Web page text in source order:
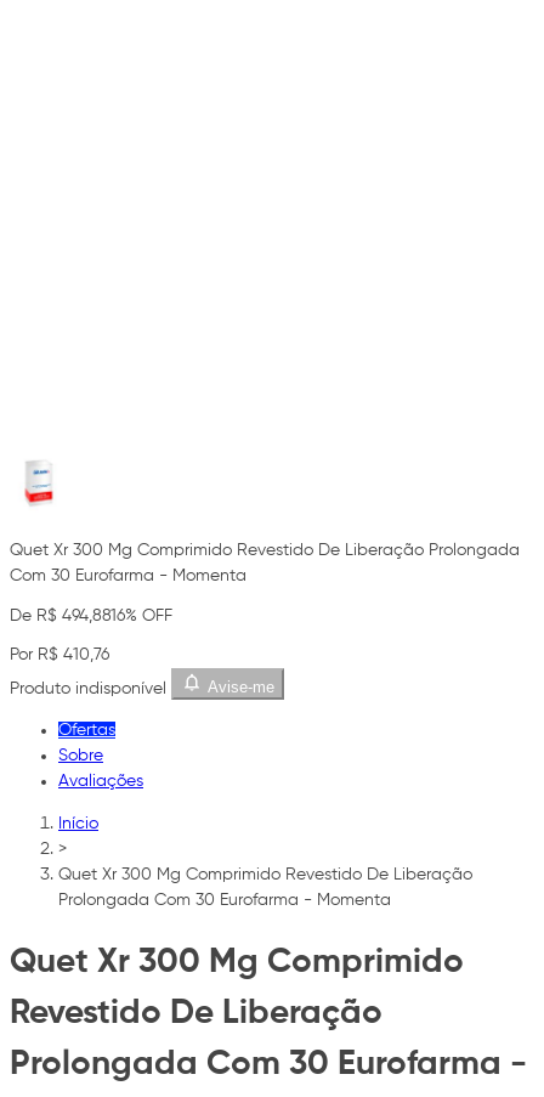
Quet Xr 300 Mg Comprimido Revestido De Liberação Prolongada
Com 30 Eurofarma - Momenta
De R$ 494,8816% OFF
Por R$ 410,76
Produto indisponível
Avise-me
Ofertas
Sobre
Avaliações
Início
>
Quet Xr 300 Mg Comprimido Revestido De Liberação
Prolongada Com 30 Eurofarma - Momenta
Quet Xr 300 Mg Comprimido
Revestido De Liberação
Prolongada Com 30 Eurofarma -